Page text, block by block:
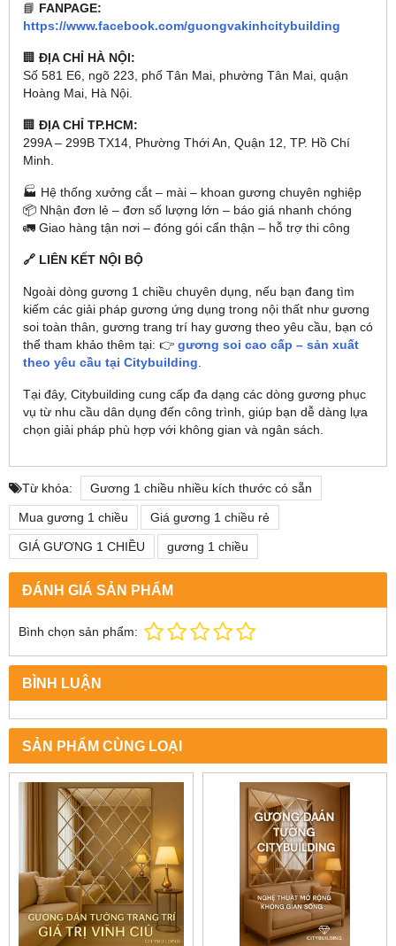
📘 FANPAGE:
https://www.facebook.com/guongvakinhcitybuilding
🏢 ĐỊA CHỈ HÀ NỘI:
Số 581 E6, ngõ 223, phố Tân Mai, phường Tân Mai, quận
Hoàng Mai, Hà Nội.
🏢 ĐỊA CHỈ TP.HCM:
299A – 299B TX14, Phường Thới An, Quận 12, TP. Hồ Chí
Minh.
🏭 Hệ thống xưởng cắt – mài – khoan gương chuyên nghiệp
📦 Nhận đơn lẻ – đơn số lượng lớn – báo giá nhanh chóng
🚛 Giao hàng tận nơi – đóng gói cẩn thận – hỗ trợ thi công
🔗 LIÊN KẾT NỘI BỘ
Ngoài dòng gương 1 chiều chuyên dụng, nếu bạn đang tìm
kiếm các giải pháp gương ứng dụng trong nội thất như gương
soi toàn thân, gương trang trí hay gương theo yêu cầu, bạn có
thể tham khảo thêm tại: 👉 gương soi cao cấp – sản xuất
theo yêu cầu tại Citybuilding
Tại đây, Citybuilding cung cấp đa dạng các dòng gương phục
vụ từ nhu cầu dân dụng đến công trình, giúp bạn dễ dàng lựa
chọn giải pháp phù hợp với không gian và ngân sách.
Từ khóa: Gương 1 chiều nhiều kích thước có sẵn
Mua gương 1 chiều Giá gương 1 chiều rẻ
GIÁ GƯƠNG 1 CHIỀU gương 1 chiều
ĐÁNH GIÁ SẢN PHẨM
Bình chọn sản phẩm:
BÌNH LUẬN
SẢN PHẨM CÙNG LOẠI